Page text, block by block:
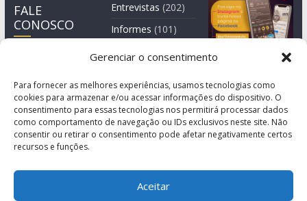
Gerenciar o consentimento
Para fornecer as melhores experiências, usamos tecnologias como
cookies para armazenar e/ou acessar informações do dispositivo. O
consentimento para essas tecnologias nos permitirá processar dados
como comportamento de navegação ou IDs exclusivos neste site. Não
consentir ou retirar o consentimento pode afetar negativamente certos
recursos e funções.
Aceitar
FALE
CONOSCO
Entrevistas (202)
Informes (101)
Manchete